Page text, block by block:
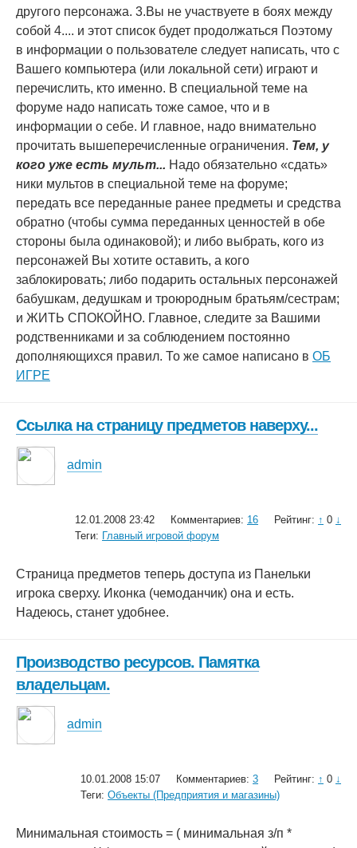
другого персонажа. 3.Вы не участвуете в боях между
собой 4.... и этот список будет продолжаться Поэтому
в информации о пользователе следует написать, что с
Вашего компьютера (или локальной сети) играют и
перечислить, кто именно. В специальной теме на
форуме надо написать тоже самое, что и в
информации о себе. И главное, надо внимательно
прочитать вышеперечисленные ограничения. Тем, у
кого уже есть мульт... Надо обязательно «сдать»
ники мультов в специальной теме на форуме;
передать все переданные ранее предметы и средства
обратно (чтобы сумма переданных ценностей в обе
стороны была одинаковой); и либо выбрать, кого из
персонажей Вы хотите оставить, а кого
заблокировать; либо подарить остальных персонажей
бабушкам, дедушкам и троюродным братьям/сестрам;
и ЖИТЬ СПОКОЙНО. Главное, следите за Вашими
родственниками и за соблюдением постоянно
дополняющихся правил. То же самое написано в ОБ
ИГРЕ
Ссылка на страницу предметов наверху...
admin
12.01.2008 23:42 Комментариев: 16 Рейтинг: ↑ 0 ↓
Теги: Главный игровой форум
Страница предметов теперь доступа из Панельки
игрока сверху. Иконка (чемоданчик) она и есть.
Надеюсь, станет удобнее.
Производство ресурсов. Памятка
владельцам.
admin
10.01.2008 15:07 Комментариев: 3 Рейтинг: ↑ 0 ↓
Теги: Объекты (Предприятия и магазины)
Минимальная стоимость = ( минимальная з/п *